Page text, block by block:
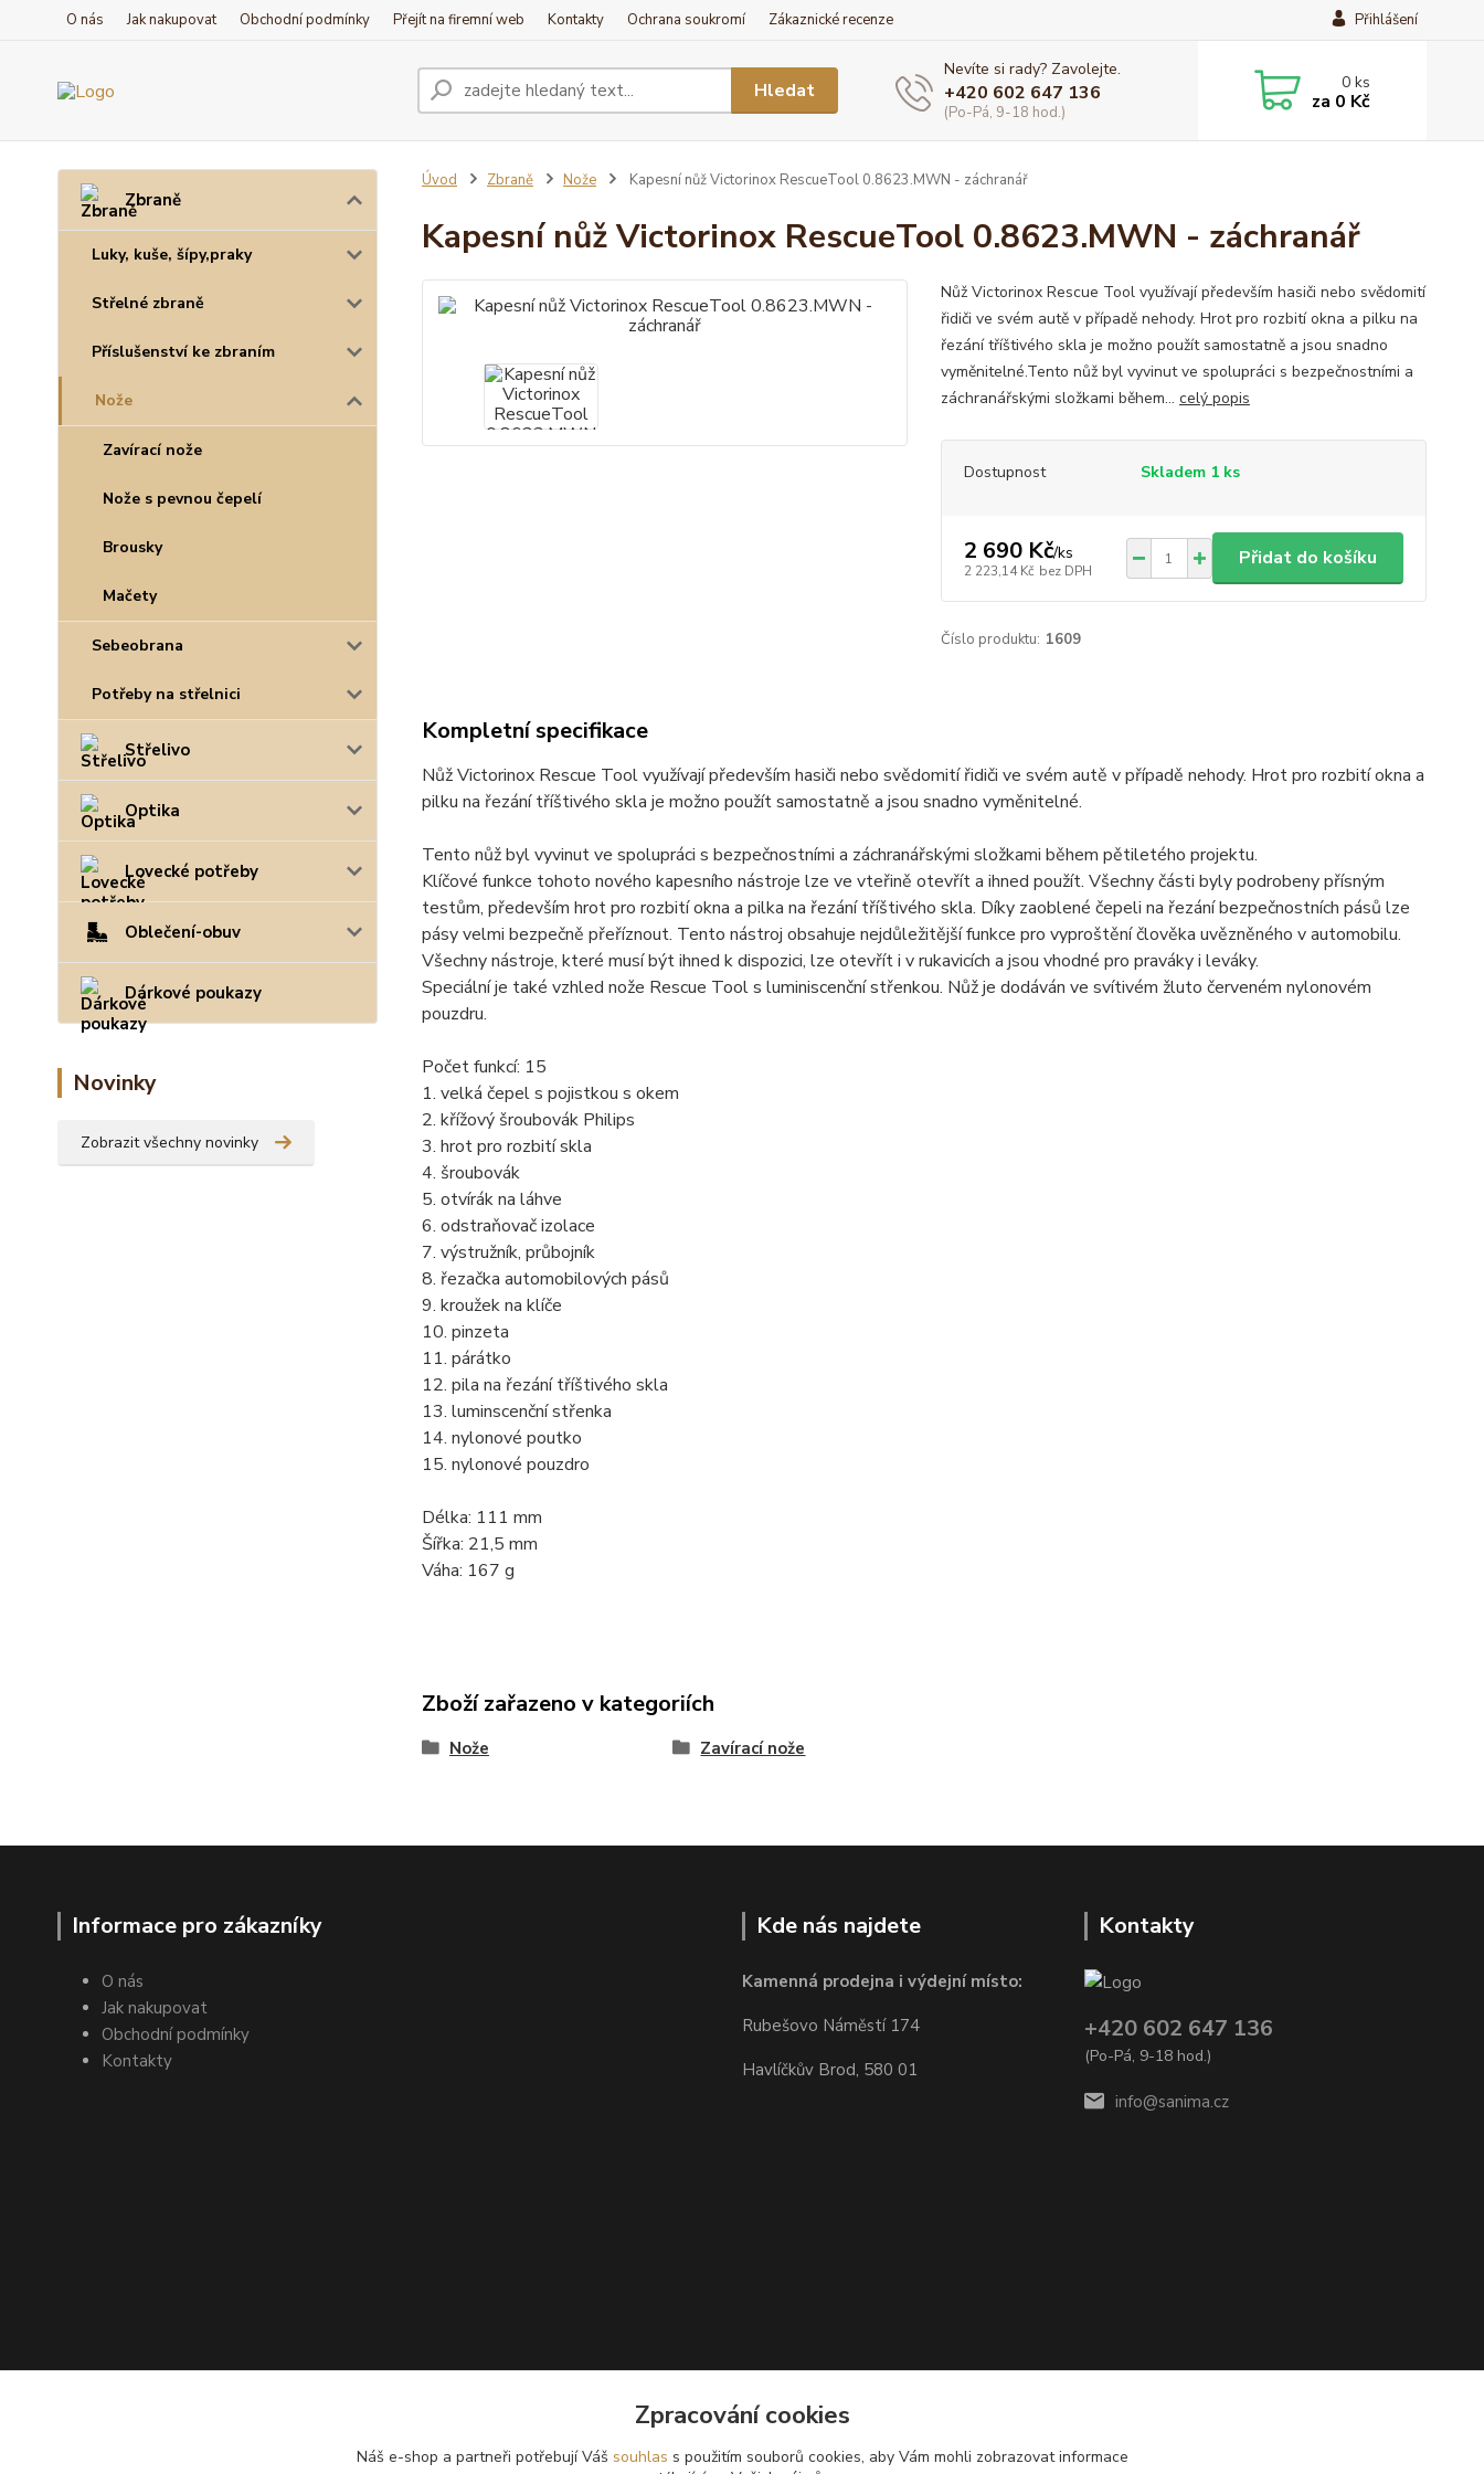
O nás Jak nakupovat Obchodní podmínky Přejít na firemní web Kontakty Ochrana soukromí Zákaznické recenze Přihlášení
Hledat
Nevíte si rady? Zavolejte.
+420 602 647 136
(Po-Pá, 9-18 hod.)
0ks
za 0 Kč
Zbraně
Luky, kuše, šípy,praky
Střelné zbraně
Příslušenství ke zbraním
Nože
Zavírací nože
Nože s pevnou čepelí
Brousky
Mačety
Sebeobrana
Potřeby na střelnici
Střelivo
Optika
Lovecké potřeby
Oblečení-obuv
Dárkové poukazy
Novinky
Zobrazit všechny novinky
Úvod Zbraně Nože Kapesní nůž Victorinox RescueTool 0.8623.MWN - záchranář
Kapesní nůž Victorinox RescueTool 0.8623.MWN - záchranář
Nůž Victorinox Rescue Tool využívají především hasiči nebo svědomití
řidiči ve svém autě v případě nehody. Hrot pro rozbití okna a pilku na
řezání tříštivého skla je možno použít samostatně a jsou snadno
vyměnitelné.Tento nůž byl vyvinut ve spolupráci s bezpečnostními a
záchranářskými složkami během... celý popis
Dostupnost Skladem 1 ks
2 690 Kč/ks
2 223,14 Kč bez DPH
Přidat do košíku
Číslo produktu: 1609
Kompletní specifikace
Nůž Victorinox Rescue Tool využívají především hasiči nebo svědomití řidiči ve svém autě v případě nehody. Hrot pro rozbití okna a
pilku na řezání tříštivého skla je možno použít samostatně a jsou snadno vyměnitelné.
Tento nůž byl vyvinut ve spolupráci s bezpečnostními a záchranářskými složkami během pětiletého projektu.
Klíčové funkce tohoto nového kapesního nástroje lze ve vteřině otevřít a ihned použít. Všechny části byly podrobeny přísným
testům, především hrot pro rozbití okna a pilka na řezání tříštivého skla. Díky zaoblené čepeli na řezání bezpečnostních pásů lze
pásy velmi bezpečně přeříznout. Tento nástroj obsahuje nejdůležitější funkce pro vyproštění člověka uvězněného v automobilu.
Všechny nástroje, které musí být ihned k dispozici, lze otevřít i v rukavicích a jsou vhodné pro praváky i leváky.
Speciální je také vzhled nože Rescue Tool s luminiscenční střenkou. Nůž je dodáván ve svítivém žluto červeném nylonovém
pouzdru.
Počet funkcí: 15
1. velká čepel s pojistkou s okem
2. křížový šroubovák Philips
3. hrot pro rozbití skla
4. šroubovák
5. otvírák na láhve
6. odstraňovač izolace
7. výstružník, průbojník
8. řezačka automobilových pásů
9. kroužek na klíče
10. pinzeta
11. párátko
12. pila na řezání tříštivého skla
13. luminscenční střenka
14. nylonové poutko
15. nylonové pouzdro
Délka: 111 mm
Šířka: 21,5 mm
Váha: 167 g
Zboží zařazeno v kategoriích
Nože Zavírací nože
Informace pro zákazníky
O nás
Jak nakupovat
Obchodní podmínky
Kontakty
Kde nás najdete
Kamenná prodejna i výdejní místo:
Rubešovo Náměstí 174
Havlíčkův Brod, 580 01
Kontakty
+420 602 647 136
(Po-Pá, 9-18 hod.)
info@sanima.cz
Zpracování cookies
Náš e-shop a partneři potřebují Váš souhlas s použitím souborů cookies, aby Vám mohli zobrazovat informace